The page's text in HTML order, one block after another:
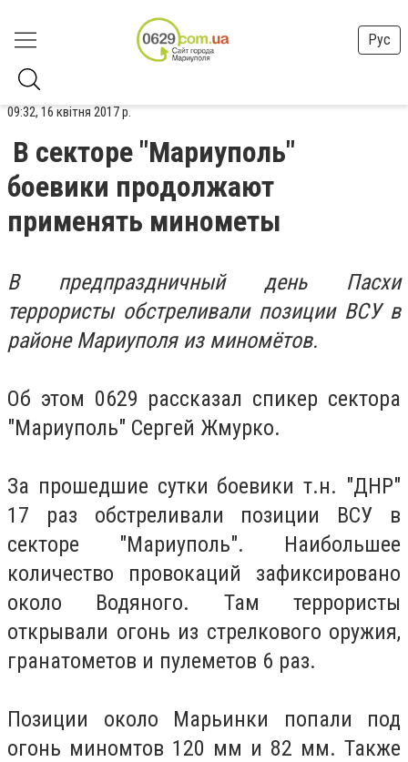
Рус
09:32, 16 квітня 2017 р.
В секторе "Мариуполь"
боевики продолжают
применять минометы
В предпраздничный день Пасхи
террористы обстреливали позиции ВСУ в
районе Мариуполя из миномётов.
Об этом 0629 рассказал спикер сектора
"Мариуполь" Сергей Жмурко.
За прошедшие сутки боевики т.н. "ДНР"
17 раз обстреливали позиции ВСУ в
секторе "Мариуполь". Наибольшее
количество провокаций зафиксировано
около Водяного. Там террористы
открывали огонь из стрелкового оружия,
гранатометов и пулеметов 6 раз.
Позиции около Марьинки попали под
огонь миномтов 120 мм и 82 мм. Также